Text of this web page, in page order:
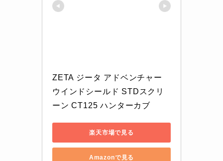
ZETA ジータ アドベンチャー
ウインドシールド STDスクリ
ーン CT125 ハンターカブ
楽天市場で見る
Amazonで見る